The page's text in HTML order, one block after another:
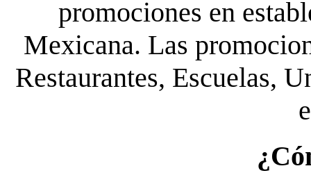
promociones en
Mexicana. Las
Restaurantes, Escuelas,